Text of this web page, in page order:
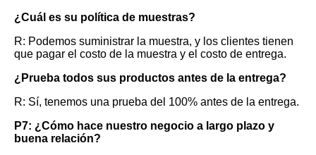
¿Cuál es su política de muestras?
R: Podemos suministrar la muestra, y los clientes tienen
que pagar el costo de la muestra y el costo de entrega.
¿Prueba todos sus productos antes de la entrega?
R: Sí, tenemos una prueba del 100% antes de la entrega.
P7: ¿Cómo hace nuestro negocio a largo plazo y
buena relación?